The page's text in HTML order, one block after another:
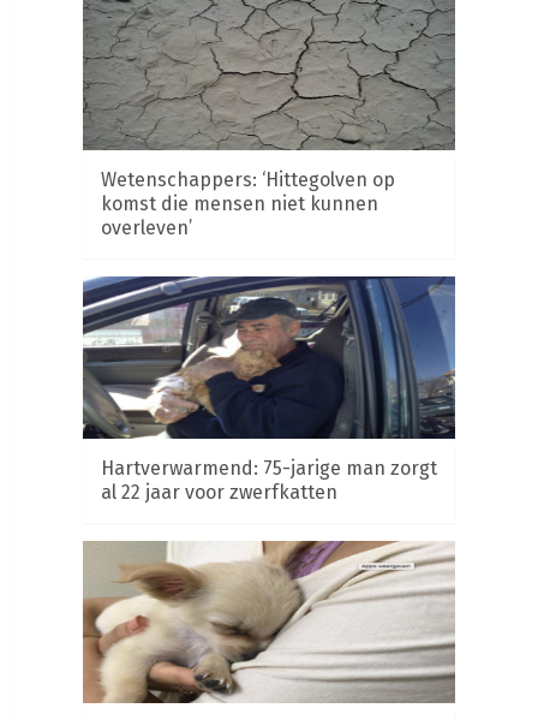
Wetenschappers: ‘Hittegolven op
komst die mensen niet kunnen
overleven’
Hartverwarmend: 75-jarige man zorgt
al 22 jaar voor zwerfkatten